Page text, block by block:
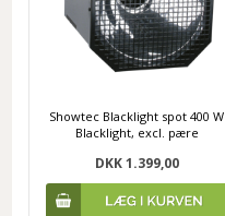
Showtec Blacklight spot 400 W
Blacklight, excl. pære
DKK 1.399,00